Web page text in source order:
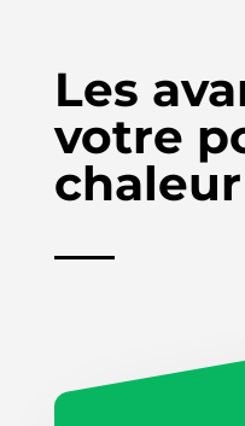
Les
votre
chaleur